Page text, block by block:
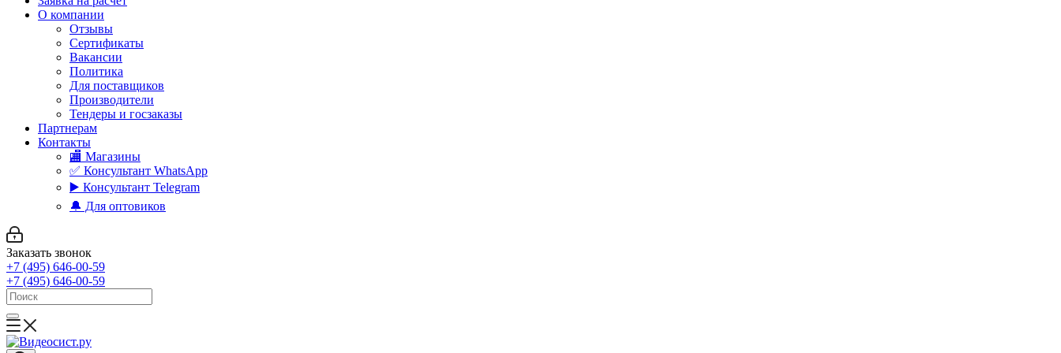
О компании
Отзывы
Сертификаты
Вакансии
Политика
Для поставщиков
Производители
Тендеры и госзаказы
Партнерам
Контакты
🏬 Магазины
✅️ Консультант WhatsApp
▶️ Консультант Telegram
🔔 Для оптовиков
Заказать звонок
+7 (495) 646-00-59
+7 (495) 646-00-59